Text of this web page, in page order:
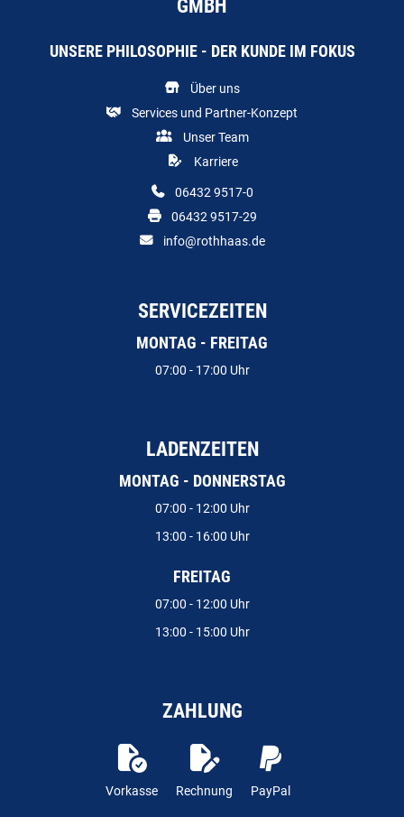
GMBH
UNSERE PHILOSOPHIE - DER KUNDE IM FOKUS
Über uns
Services und Partner-Konzept
Unser Team
Karriere
06432 9517-0
06432 9517-29
info@rothhaas.de
SERVICEZEITEN
MONTAG - FREITAG
07:00 - 17:00 Uhr
LADENZEITEN
MONTAG - DONNERSTAG
07:00 - 12:00 Uhr
13:00 - 16:00 Uhr
FREITAG
07:00 - 12:00 Uhr
13:00 - 15:00 Uhr
ZAHLUNG
Vorkasse Rechnung PayPal